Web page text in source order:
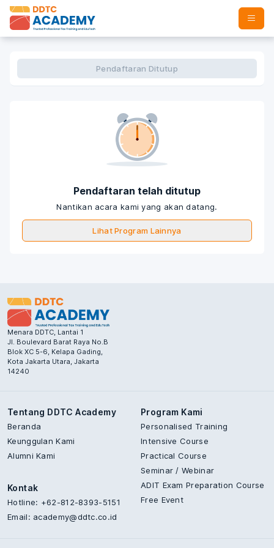
Pendaftaran telah ditutup
Nantikan acara kami yang akan datang.
Lihat Program Lainnya
Pendaftaran Ditutup
Menara DDTC, Lantai 1
Jl. Boulevard Barat Raya No.B
Blok XC 5-6, Kelapa Gading,
Kota Jakarta Utara, Jakarta
14240
Tentang DDTC Academy
Beranda
Keunggulan Kami
Alumni Kami
Program Kami
Personalised Training
Intensive Course
Practical Course
Seminar / Webinar
ADIT Exam Preparation Course
Free Event
Kontak
Hotline: +62-812-8393-5151
Email: academy@ddtc.co.id